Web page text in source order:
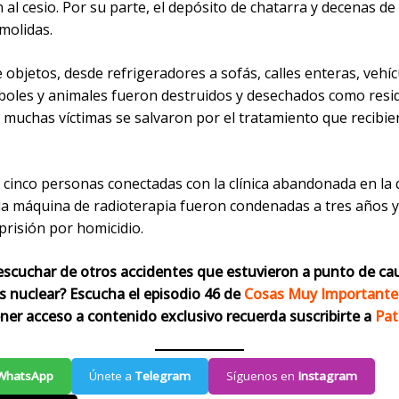
al cesio. Por su parte, el depósito de chatarra y decenas de
objetos, desde refrigeradores a sofás, calles enteras,
y animales fueron destruidos y desechados como
muchas víctimas se salvaron por el tratamiento que
cinco personas conectadas con la clínica abandonada en la
máquina de radioterapia fueron condenadas a tres años
por homicidio.
de otros accidentes que estuvieron a punto de
nuclear? Escucha el episodio 46 deCosas Muy
acceso a contenido exclusivo recuerda suscribirte a
Únete a Telegram Síguenos en Instagram